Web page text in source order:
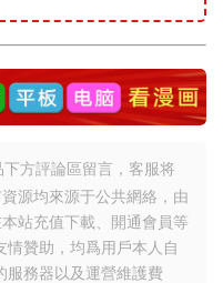
方評論區留言，客服将
源均來源于公共網絡，由
站充值下載、開通會員等
贊助，均爲用戶本人自
服務器以及運營維護費